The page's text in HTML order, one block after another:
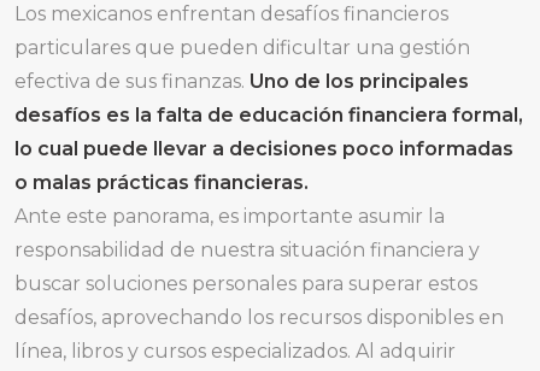
Los mexicanos enfrentan desafíos financieros
particulares que pueden dificultar una gestión
efectiva de sus finanzas. Uno de los principales
desafíos es la falta de educación financiera formal,
lo cual puede llevar a decisiones poco informadas
o malas prácticas financieras.
Ante este panorama, es importante asumir la
responsabilidad de nuestra situación financiera y
buscar soluciones personales para superar estos
desafíos, aprovechando los recursos disponibles en
línea, libros y cursos especializados. Al adquirir